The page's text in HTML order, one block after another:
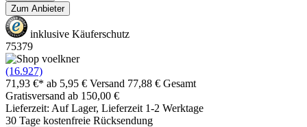
Zum Anbieter
inklusive Käuferschutz
75379
(16.927)
71,93 €* ab 5,95 € Versand 77,88 € Gesamt
Gratisversand ab 150,00 €
Lieferzeit: Auf Lager, Lieferzeit 1-2 Werktage
30 Tage kostenfreie Rücksendung